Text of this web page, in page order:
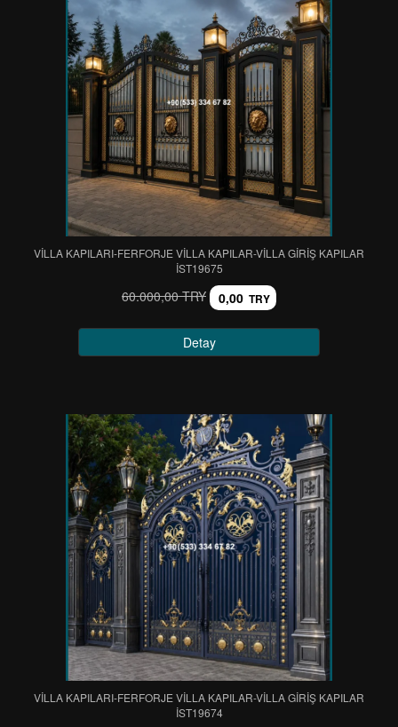
VİLLA KAPILARI-FERFORJE VİLLA KAPILAR-VİLLA GİRİŞ KAPILAR
IST19675
60.000,00 TRY 0,00 TRY
Detay
VİLLA KAPILARI-FERFORJE VİLLA KAPILAR-VİLLA GİRİŞ KAPILAR
IST19674